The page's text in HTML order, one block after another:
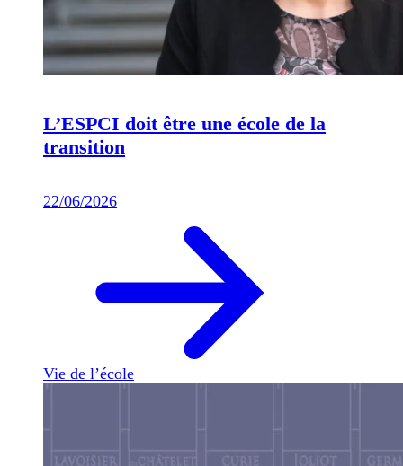
L’ESPCI doit être une école de la
transition
22/06/2026
Vie de l’école